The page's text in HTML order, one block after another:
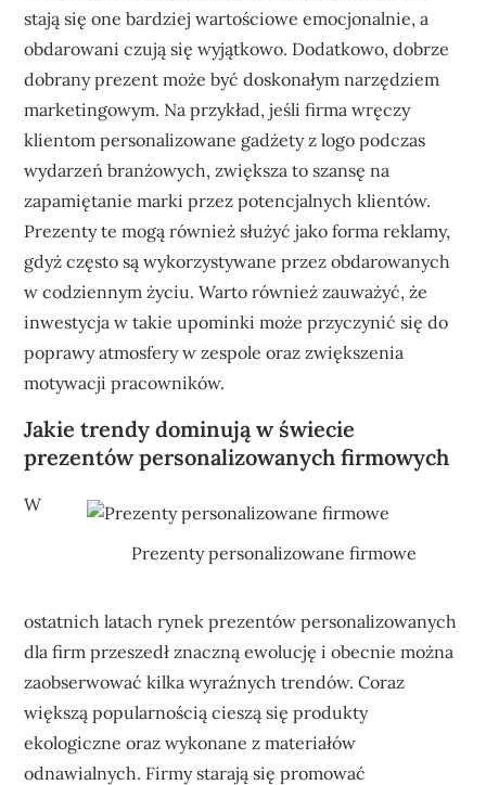
stają się one bardziej wartościowe emocjonalnie, a
obdarowani czują się wyjątkowo. Dodatkowo, dobrze
dobrany prezent może być doskonałym narzędziem
marketingowym. Na przykład, jeśli firma wręczy
klientom personalizowane gadżety z logo podczas
wydarzeń branżowych, zwiększa to szansę na
zapamiętanie marki przez potencjalnych klientów.
Prezenty te mogą również służyć jako forma reklamy,
gdyż często są wykorzystywane przez obdarowanych
w codziennym życiu. Warto również zauważyć, że
inwestycja w takie upominki może przyczynić się do
poprawy atmosfery w zespole oraz zwiększenia
motywacji pracowników.
Jakie trendy dominują w świecie
prezentów personalizowanych firmowych
Prezenty personalizowane firmowe
W
ostatnich latach rynek prezentów personalizowanych
dla firm przeszedł znaczną ewolucję i obecnie można
zaobserwować kilka wyraźnych trendów. Coraz
większą popularnością cieszą się produkty
ekologiczne oraz wykonane z materiałów
odnawialnych. Firmy starają się promować